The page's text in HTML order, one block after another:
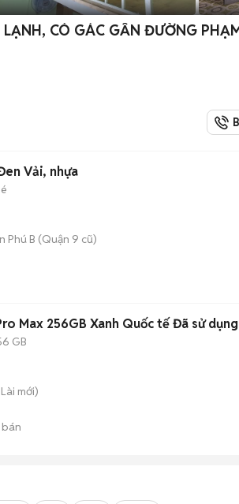
LẠNH, CÓ GÁC GẦN ĐƯỜNG
Vải, nhựa
Phú B (Quận 9 cũ)
Max 256GB Xanh Quốc tế Đã sử dụng
GB
mới)